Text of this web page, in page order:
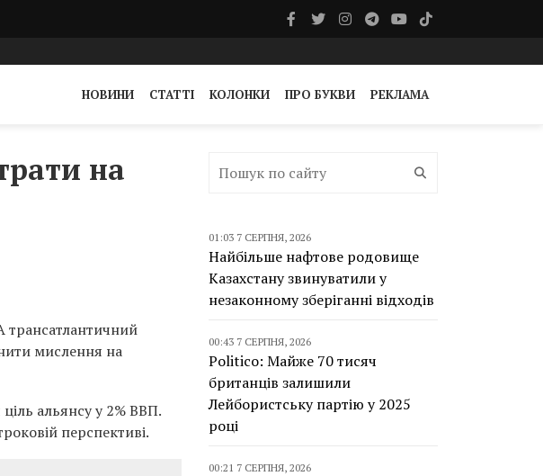
НОВИНИ СТАТТІ КОЛОНКИ ПРО БУКВИ РЕКЛАМА
на
мислення на
альянсу у 2% ВВП.
перспективі.
01:03 7 СЕРПНЯ, 2026
Найбільше нафтове родовище
Казахстану звинуватили у
незаконному зберіганні відходів
00:43 7 СЕРПНЯ, 2026
Politico: Майже 70 тисяч
британців залишили
Лейбористську партію у 2025
році
00:21 7 СЕРПНЯ, 2026